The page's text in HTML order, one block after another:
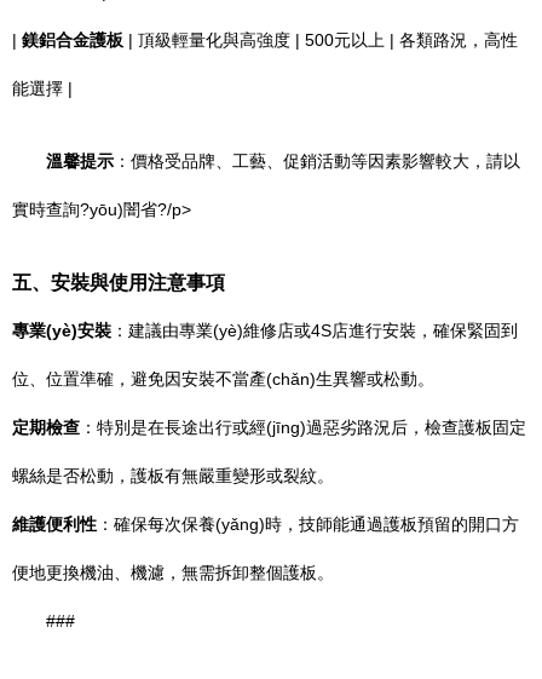
| 鎂鋁合金護板 | 頂級輕量化與高強度 | 500元以上 | 各類路況，高性
能選擇 |
溫馨提示 ：價格受品牌、工藝、促銷活動等因素影響較大，請以
實時查詢?yōu)闇省?/p>
五、安裝與使用注意事項
專業(yè)安裝 ：建議由專業(yè)維修店或4S店進行安裝，確保緊固到
位、位置準確，避免因安裝不當產(chǎn)生異響或松動。
定期檢查 ：特別是在長途出行或經(jīng)過惡劣路況后，檢查護板固定
螺絲是否松動，護板有無嚴重變形或裂紋。
維護便利性 ：確保每次保養(yǎng)時，技師能通過護板預留的開口方
便地更換機油、機濾，無需拆卸整個護板。
###